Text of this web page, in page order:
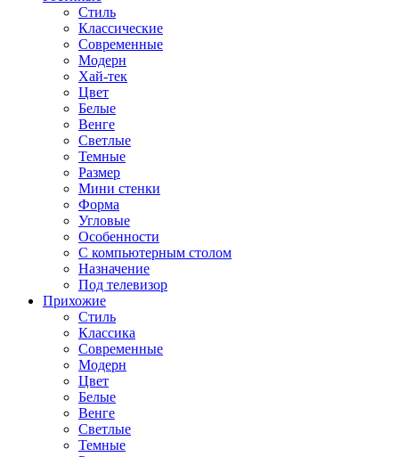
Стиль
Классические
Современные
Модерн
Хай-тек
Цвет
Белые
Венге
Светлые
Темные
Размер
Мини стенки
Форма
Угловые
Особенности
С компьютерным столом
Назначение
Под телевизор
Прихожие
Стиль
Классика
Современные
Модерн
Цвет
Белые
Венге
Светлые
Темные